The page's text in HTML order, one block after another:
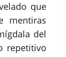
que
mentiras
del
repetitivo